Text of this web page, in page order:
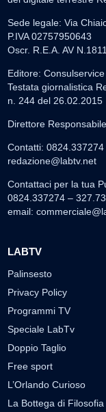
Sede legale: Via
P.IVA 02757950643
Oscr. R.E.A. AV
Editore: Consulservice
Testata giornalistica
n. 244 del 26.02.2015
Direttore
Contatti:
redazione@labtv.net
Contattaci per la tua
0824.337274 –
email:
LABTV
Palinsesto
Privacy Policy
Programmi TV
Speciale LabTv
Doppio Taglio
Free sport
L’Orlando Curioso
La Bottega di Filosofia